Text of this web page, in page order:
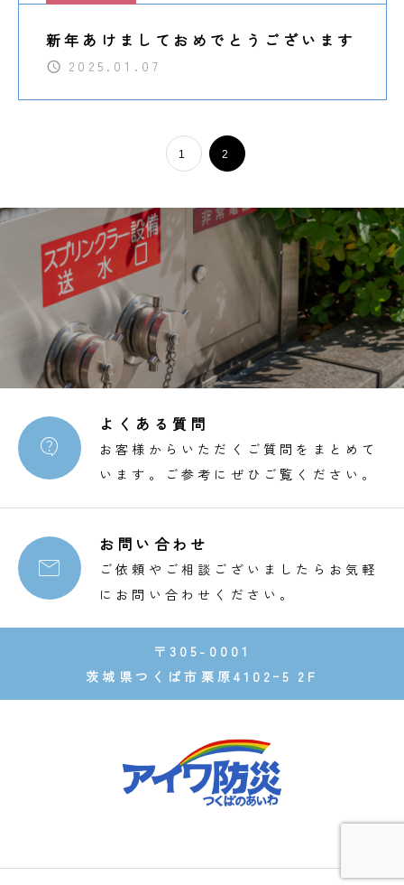
新年あけましておめでとうございます
2025.01.07
1 2

よくある質問
お客様からいただくご質問をまとめて
います。ご参考にぜひご覧ください。

お問い合わせ
ご依頼やご相談ございましたらお気軽
にお問い合わせください。
〒305-0001
茨城県つくば市栗原4102ｰ5 2F